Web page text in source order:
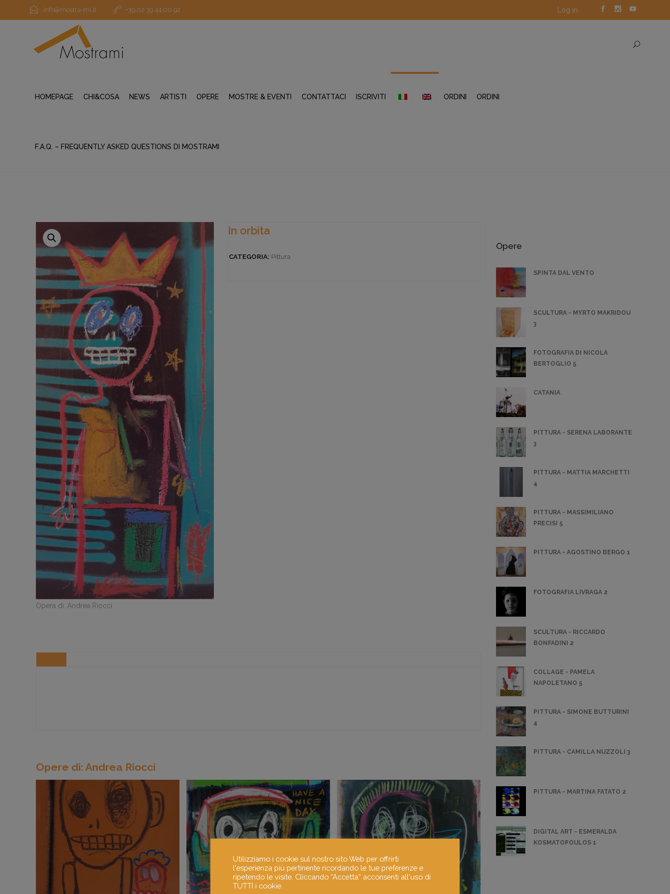
info@mostra-mi.it +39 02 39 44 00 92 Log in
HOMEPAGE CHI&COSA NEWS ARTISTI OPERE MOSTRE & EVENTI CONTATTACI ISCRIVITI ORDINI ORDINI
F.A.Q. – FREQUENTLY ASKED QUESTIONS DI MOSTRAMI
Opera di: Andrea Riocci
In orbita
CATEGORIA: Pittura
Opere di: Andrea Riocci
Opere
SPINTA DAL VENTO
SCULTURA - MYRTO MAKRIDOU
3
FOTOGRAFIA DI NICOLA
BERTOGLIO 5
CATANIA
PITTURA - SERENA LABORANTE
3
PITTURA - MATTIA MARCHETTI
4
PITTURA - MASSIMILIANO
PRECISI 5
PITTURA - AGOSTINO BERGO 1
FOTOGRAFIA LIVRAGA 2
SCULTURA - RICCARDO
BONFADINI 2
COLLAGE - PAMELA
NAPOLETANO 5
PITTURA - SIMONE BUTTURINI
4
PITTURA - CAMILLA NUZZOLI 3
PITTURA - MARTINA FATATO 2
DIGITAL ART - ESMERALDA
KOSMATOPOULOS 1
Utilizziamo i cookie sul nostro sito Web per offrirti
l'esperienza più pertinente ricordando le tue preferenze e
ripetendo le visite. Cliccando “Accetta” acconsenti all'uso di
TUTTI i cookie.